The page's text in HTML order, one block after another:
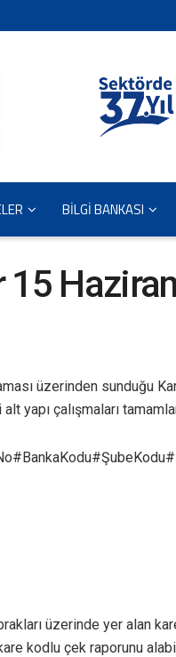
BİLGİ BANKASI
15
üzerinden sunduğu
yapı çalışmaları
üzerinde yer alan
kodlu çek raporunu